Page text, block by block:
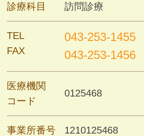
診療科目 訪問診療
TEL
FAX
043-253-1455
043-253-1456
医療機関
コード
0125468
事業所番号 1210125468